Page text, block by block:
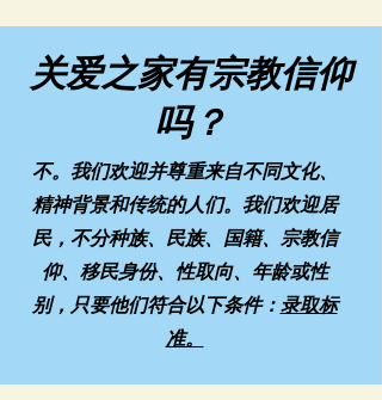
关爱之家有宗教信仰
吗？
不。我们欢迎并尊重来自不同文化、
精神背景和传统的人们。我们欢迎居
民，不分种族、民族、国籍、宗教信
仰、移民身份、性取向、年龄或性
别，只要他们符合以下条件： 录取标
准。